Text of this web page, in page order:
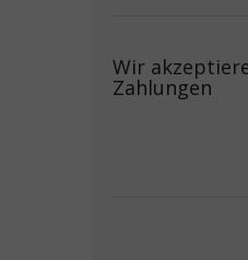
Wir
Zahlungen